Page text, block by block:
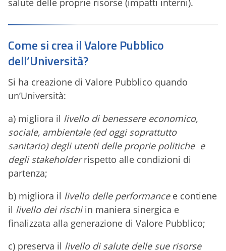
salute delle proprie risorse (impatti interni).
Come si crea il Valore Pubblico
dell’Università?
Si ha creazione di Valore Pubblico quando
un’Università:
a) migliora il livello di benessere economico,
sociale, ambientale (ed oggi soprattutto
sanitario) degli utenti delle proprie politiche e
degli stakeholderrispetto alle condizioni di
partenza;
b) migliora il livello delle performance e contiene
il livello dei rischiin maniera sinergica e
finalizzata alla generazione di Valore Pubblico;
c) preserva il livello di salute delle sue risorse